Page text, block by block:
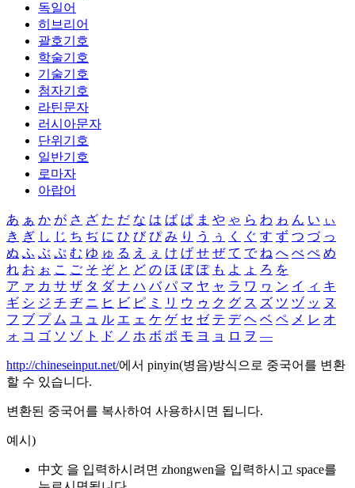
독일어
히브리어
괄호기호
학술기호
기술기호
첨자기호
라틴문자
러시아문자
단위기호
일반기호
로마자
아랍어
あ ぁ か が さ ざ た だ な は ば ぱ ま や ゃ ら わ ゎ ん い ぃ
き ぎ し じ ち ぢ に ひ び ぴ み り う ぅ く ぐ す ず つ づ っ
ぬ ふ ぶ ぷ む ゆ ゅ る え ぇ け げ せ ぜ て で ね へ べ ぺ め
れ お ぉ こ ご そ ぞ と ど の ほ ぼ ぽ も よ ょ ろ を
ア ァ カ サ ザ タ ダ ナ ハ バ パ マ ヤ ャ ラ ワ ヮ ン イ ィ キ
ギ シ ジ チ ヂ ニ ヒ ビ ピ ミ リ ウ ゥ ク グ ス ズ ツ ヅ ッ ヌ
フ ブ プ ム ユ ュ ル エ ェ ケ ゲ セ ゼ テ デ ヘ ベ ペ メ レ オ
ォ コ ゴ ソ ゾ ト ド ノ ホ ボ ポ モ ヨ ョ ロ ヲ ―
http://chineseinput.net/에서 pinyin(병음)방식으로 중국어를 변환
할 수 있습니다.
변환된 중국어를 복사하여 사용하시면 됩니다.
예시)
中文 을 입력하시려면 zhongwen을 입력하시고 space를